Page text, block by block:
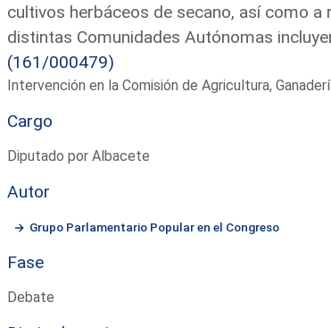
cultivos herbáceos de secano, así como
distintas Comunidades Autónomas
(161/000479)
Intervención en la Comisión de Agricultura,
Cargo
Diputado por Albacete
Autor
Grupo Parlamentario Popular en el Congreso
Fase
Debate